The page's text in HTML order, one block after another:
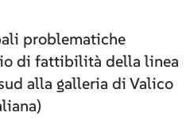
problematiche
di fattibilità della linea
alla galleria di Valico